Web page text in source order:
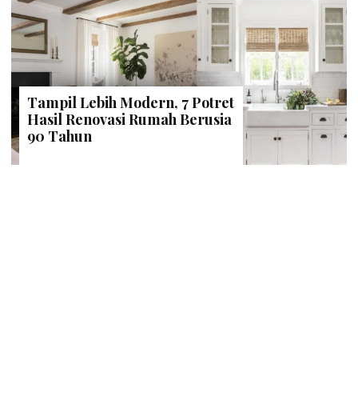
Tampil Lebih Modern, 7 Potret
Hasil Renovasi Rumah Berusia
90 Tahun